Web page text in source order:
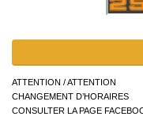
ATTENTION / ATTENTION
CHANGEMENT D’HORAIRES
CONSULTER LA PAGE